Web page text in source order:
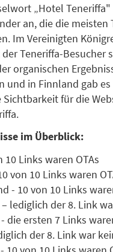
„Hotel
an, die die meisten
Im Vereinigten
Teneriffa-Besucher
organischen
und in Finnland gab
für die
im Überblick:
10 Links waren OTAs
von 10 Links waren
- 10 von 10 Links
lediglich der 8. Link
die ersten 7 Links
der 8. Link war